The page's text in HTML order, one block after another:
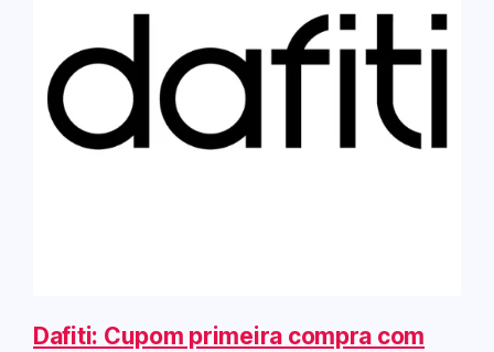
Dafiti: Cupom primeira compra com